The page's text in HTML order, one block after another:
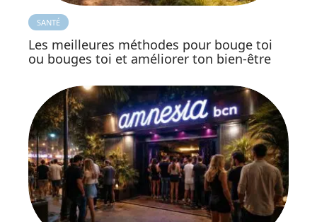
SANTÉ
Les meilleures méthodes pour bouge toi
ou bouges toi et améliorer ton bien-être